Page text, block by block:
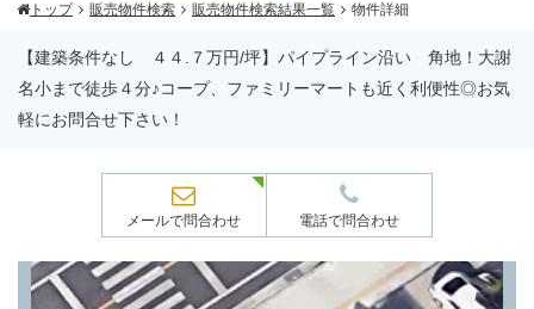
トップ 販売物件検索 販売物件検索結果一覧 物件詳細
【建築条件なし ４４.７万円/坪】パイプライン沿い 角地！大謝
名小まで徒歩４分♪コープ、ファミリーマートも近く利便性◎お気
軽にお問合せ下さい！
メールで問合わせ 電話で問合わせ